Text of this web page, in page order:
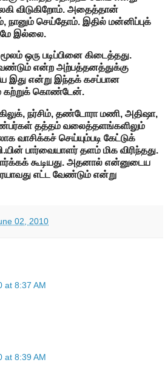
விடுகிறோம். அதைத்தான்
நானும் செய்தோம். இதில் மன்னிப்புக்
இல்லை.
ஒரு படிப்பினை கிடைத்தது.
வேண்டும் என்ற அற்பத்தனத்துக்கு
இது என்று இந்தக் கசப்பான
கற்றுக் கொண்டேன்.
நர்சிம், தண்டோரா மணி, அதிஷா,
தத்தம் வலைத்தளங்களிலும்
வாசிக்கச் செய்யும்படி கேட்டுக்
பார்வையாளர் தளம் மிக விரிந்தது.
கூடியது. அதனால் என்னுடைய
எட்ட வேண்டும் என்று
02, 2010
at 8:37 AM
at 8:39 AM